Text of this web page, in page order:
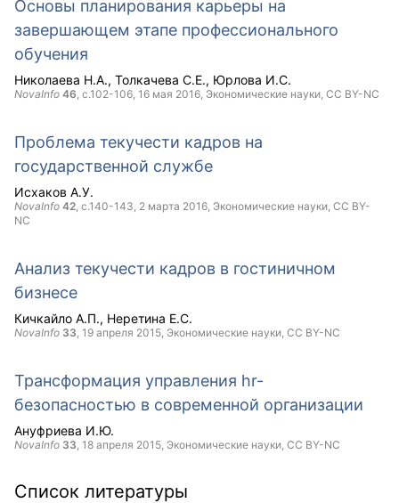
Основы планирования карьеры на
завершающем этапе профессионального
обучения
Николаева Н.А. Толкачева С.Е. Юрлова И.С.
NovaInfo 46, с.102-106, 16 мая 2016, Экономические науки, CC BY-NC
Проблема текучести кадров на
государственной службе
Исхаков А.У.
NovaInfo 42, с.140-143, 2 марта 2016, Экономические науки, CC BY-
NC
Анализ текучести кадров в гостиничном
бизнесе
Кичкайло А.П. Неретина Е.С.
NovaInfo 33, 19 апреля 2015, Экономические науки, CC BY-NC
Трансформация управления hr-
безопасностью в современной организации
Ануфриева И.Ю.
NovaInfo 33, 18 апреля 2015, Экономические науки, CC BY-NC
Список литературы